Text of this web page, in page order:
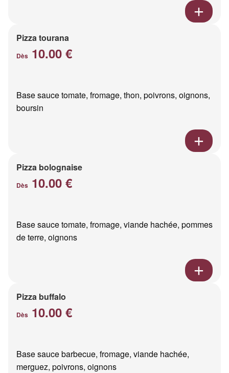
Pizza tourana
Dès 10.00 €
Base sauce tomate, fromage, thon, poivrons, oignons,
boursin
Pizza bolognaise
Dès 10.00 €
Base sauce tomate, fromage, viande hachée, pommes
de terre, oignons
Pizza buffalo
Dès 10.00 €
Base sauce barbecue, fromage, viande hachée,
merguez, poivrons, oignons